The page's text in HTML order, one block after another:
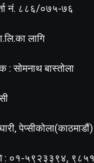
नं. ८८६/०७५-७६
लागि
: सोमनाथ बास्तोला
पेप्सीकोला(काठमाडौं)
: ०१-५९२३३९४,